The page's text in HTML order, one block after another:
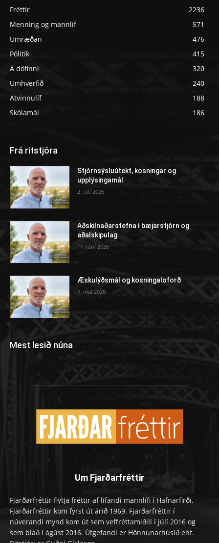
Fréttir
2236
Menning og mannlíf
571
Umræðan
476
Pólitík
415
Á döfinni
320
Umhverfið
240
Atvinnulíf
188
Skólamál
186
Frá ritstjóra
Stjórnsýsluútekt, kosningar og
upplýsingamál
2. júlí 2026
Aðskilnaðarstefna í bæjarstjórn og
aðalskipulag
11. júní 2026
Æskulýðsmál og kosningaloforð
7. maí 2026
Mest lesið núna
Um Fjarðarfréttir
Fjarðarfréttir flytja fréttir af lifandi mannlífi í Hafnarfirði.
Fjarðarfréttir kom fyrst út árið 1969. Fjarðarfréttir í
núverandi mynd kom út sem veffréttamiðill í júlí 2016 og
sem blað í ágúst 2016. Útgefandi er Hönnunarhúsið ehf.